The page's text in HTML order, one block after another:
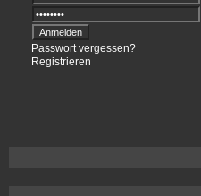
Passwort vergessen?
Registrieren